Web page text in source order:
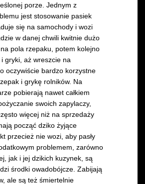
porze. Jednym z
jest stosowanie pasiek
się na samochody i wozi
w danej chwili kwitnie dużo
pola rzepaku, potem kolejno
gryki, aż wreszcie na
oczywiście bardzo korzystne
i grykę rolników. Na
pobierają nawet całkiem
swoich zapylaczy,
więcej niż na sprzedaży
począć dziko żyjące
przecież nie wozi, aby pasły
problemem, zarówno
jak i jej dzikich kuzynek, są
środki owadobójcze. Zabijają
ale są też śmiertelnie